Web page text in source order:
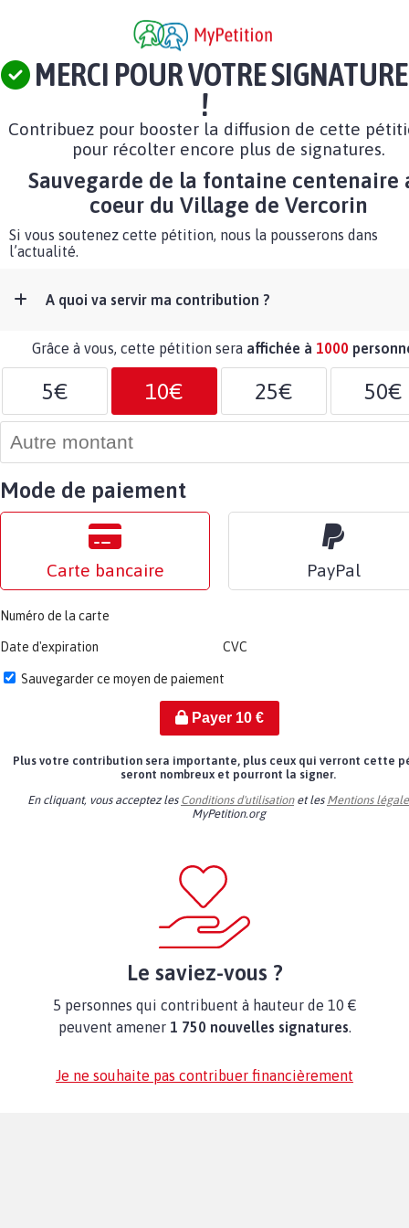
MERCI POUR VOTRE SIGNATURE
!
Contribuez pour booster la diffusion de cette
pour récolter encore plus de signatures.
Sauvegarde de la fontaine centenaire
coeur du Village de Vercorin
Si vous soutenez cette pétition, nous la pousserons dans
l’actualité.
A quoi va servir ma contribution ?
Grâce à vous, cette pétition sera affichée à 1000
5€ 10€ 25€ 50€
Mode de paiement
Carte bancaire PayPal
Numéro de la carte
Date d'expiration CVC
Sauvegarder ce moyen de paiement
Payer 10€
Plus votre contribution sera importante, plus ceux qui verront cette
seront nombreux et pourront la signer.
En cliquant, vous acceptez les Conditions d'utilisationet les Mentions
MyPetition.org
Le saviez-vous ?
5 personnes qui contribuent à hauteur de 10 €
peuvent amener 1 750 nouvelles signatures.
Je ne souhaite pas contribuer financièrement